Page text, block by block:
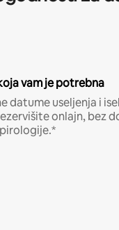
vam je potrebna
datume useljenja i
onlajn, bez